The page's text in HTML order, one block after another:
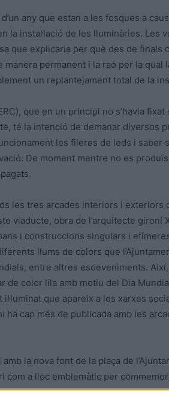
any que estan a les fosques a
la instal·lació de les lluminàries. Les
que explicaria per què des de finals
permanent i la raó per la qual
un replantejament total de la
que en un principi no s’havia fixat
té la intenció de demanar diversos
les fileres de leds i saber
De moment mentre no es
les tres arcades interiors i exteriors
viaducte, obra de l’arquitecte gironí
i construccions singulars i
llums de colors que
entre altres esdeveniments.
de color lila amb motiu del Dia
il·luminat que apareix a les xarxes
ha cap més de publicada amb les
la nova font de la plaça de
com a lloc emblemàtic per